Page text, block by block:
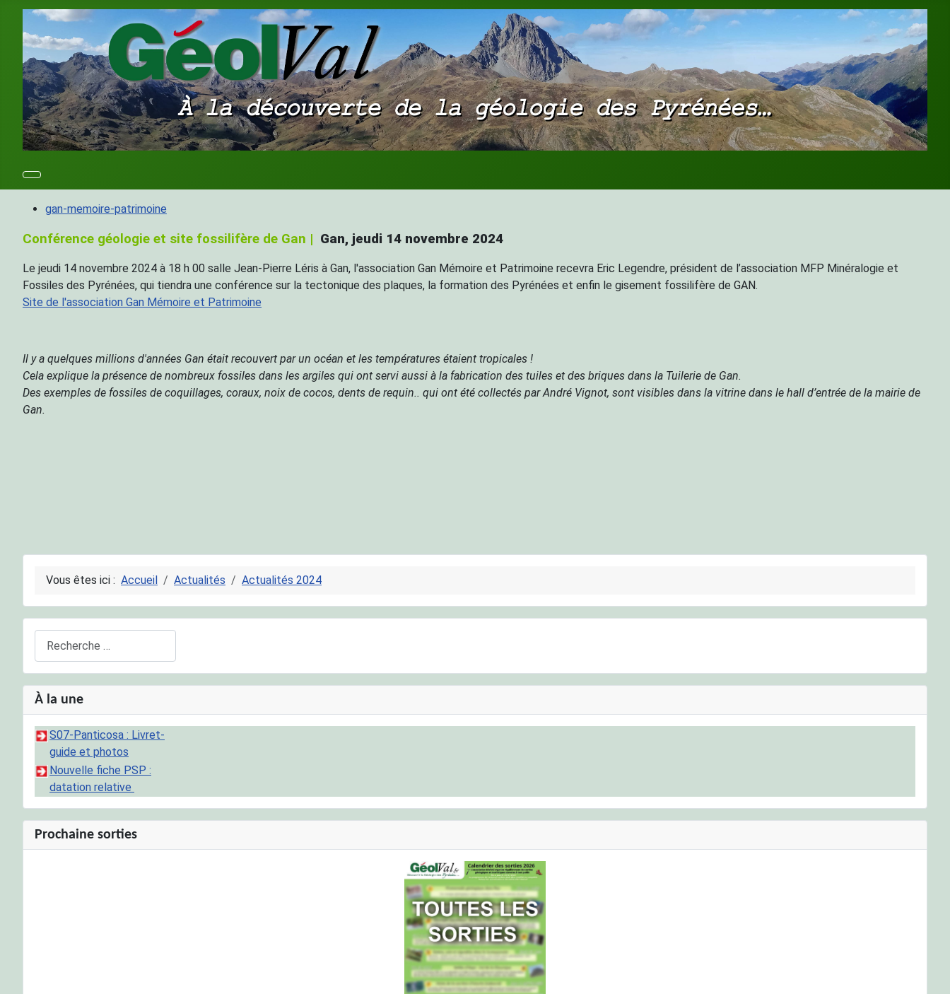
gan-memoire-patrimoine
Conférence géologie et site fossilifère de Gan | Gan, jeudi 14 novembre 2024
Le jeudi 14 novembre 2024 à 18 h 00 salle Jean-Pierre Léris à Gan, l'association Gan Mémoire et Patrimoine recevra Eric Legendre, président de l’association MFP Minéralogie et
Fossiles des Pyrénées, qui tiendra une conférence sur la tectonique des plaques, la formation des Pyrénées et enfin le gisement fossilifère de GAN.
Site de l'association Gan Mémoire et Patrimoine
Il y a quelques millions d'années Gan était recouvert par un océan et les températures étaient tropicales !
Cela explique la présence de nombreux fossiles dans les argiles qui ont servi aussi à la fabrication des tuiles et des briques dans la Tuilerie de Gan.
Des exemples de fossiles de coquillages, coraux, noix de cocos, dents de requin.. qui ont été collectés par André Vignot, sont visibles dans la vitrine dans le hall d’entrée de la mairie de
Gan.
Vous êtes ici : Accueil Actualités Actualités 2024
À la une
S07-Panticosa : Livret-
guide et photos
Nouvelle fiche PSP :
datation relative
Prochaine sorties